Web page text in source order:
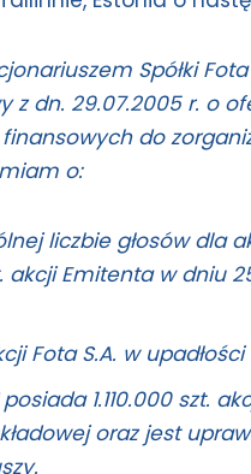
Spółki Fota
z dn. 29.07.2005 r. o
do
o:
liczbie głosów dla
akcji Emitenta w dniu
Fota S.A. w upadłości
1.110.000 szt.
oraz jest